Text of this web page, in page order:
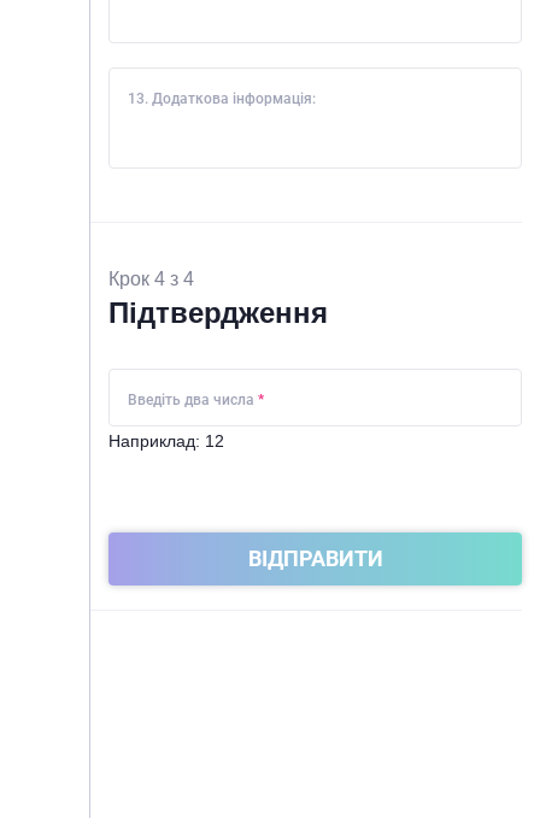
13. Додаткова інформація:
Крок 4 з 4
Підтвердження
Введіть два числа *
Наприклад: 12